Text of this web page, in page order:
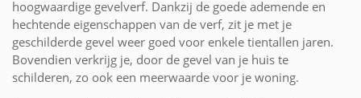
hoogwaardige gevelverf. Dankzij de goede ademende en
hechtende eigenschappen van de verf, zit je met je
geschilderde gevel weer goed voor enkele tientallen jaren.
Bovendien verkrijg je, door de gevel van je huis te
schilderen, zo ook een meerwaarde voor je woning.